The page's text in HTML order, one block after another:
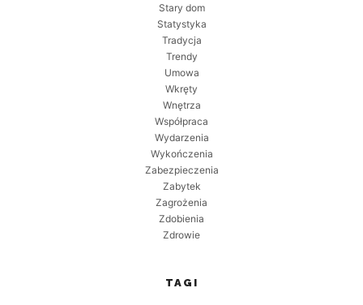
Stary dom
Statystyka
Tradycja
Trendy
Umowa
Wkręty
Wnętrza
Współpraca
Wydarzenia
Wykończenia
Zabezpieczenia
Zabytek
Zagrożenia
Zdobienia
Zdrowie
TAGI